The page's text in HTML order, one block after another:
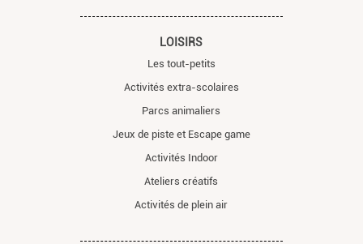
LOISIRS
Les tout-petits
Activités extra-scolaires
Parcs animaliers
Jeux de piste et Escape game
Activités Indoor
Ateliers créatifs
Activités de plein air